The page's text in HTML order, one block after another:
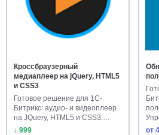
Кроссбраузерный
медиаплеер на jQuery, HTML5
и CSS3
Готовое решение для 1С-
Битрикс: аудио- и видеоплеер
на JQuery, HTML5 и CSS3.
Уст…
↓ 999
от